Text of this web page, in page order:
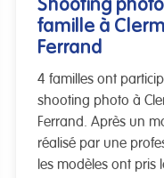
famille à
Ferrand
4 familles ont
shooting photo à
Ferrand. Après un
réalisé par une
les modèles ont pris